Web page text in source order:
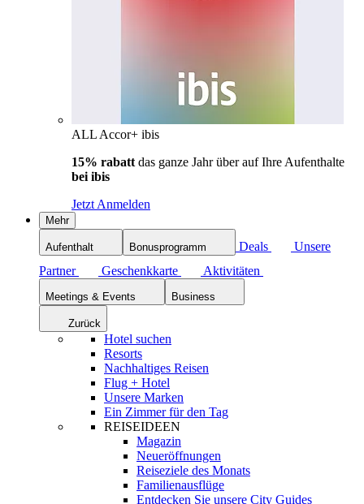
ALL Accor+ ibis
15% rabatt das ganze Jahr über auf Ihre Aufenthalte
bei ibis
Jetzt Anmelden
Mehr
Aufenthalt Bonusprogramm Deals
Unsere
Partner
Geschenkkarte Aktivitäten
Meetings & Events Business
Zurück
Hotel suchen
Resorts
Nachhaltiges Reisen
Flug + Hotel
Unsere Marken
Ein Zimmer für den Tag
REISEIDEEN
Magazin
Neueröffnungen
Reiseziele des Monats
Familienausflüge
Entdecken Sie unsere City Guides